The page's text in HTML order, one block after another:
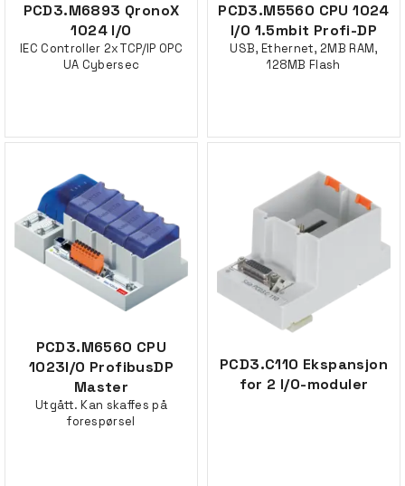
PCD3.M6893 QronoX
1024 I/O
IEC Controller 2xTCP/IP OPC
UA Cybersec
PCD3.M5560 CPU 1024
I/O 1.5mbit Profi-DP
USB, Ethernet, 2MB RAM,
128MB Flash
PCD3.M6560 CPU
1023I/O ProfibusDP
Master
Utgått. Kan skaffes på
forespørsel
PCD3.C110 Ekspansjon
for 2 I/O-moduler